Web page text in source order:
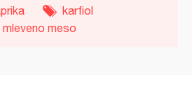
karfiol
mleveno meso